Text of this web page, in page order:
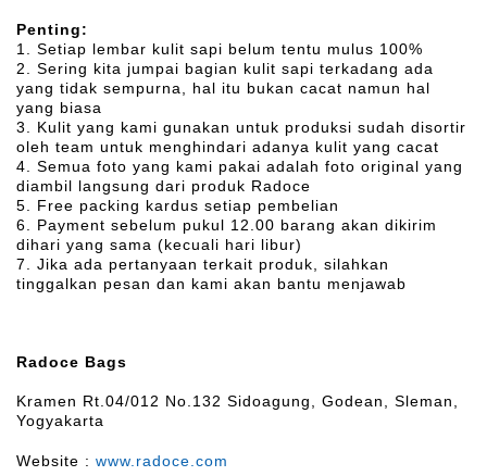
Penting:
1. Setiap lembar kulit sapi belum tentu mulus 100%
2. Sering kita jumpai bagian kulit sapi terkadang ada
yang tidak sempurna, hal itu bukan cacat namun hal
yang biasa
3. Kulit yang kami gunakan untuk produksi sudah disortir
oleh team untuk menghindari adanya kulit yang cacat
4. Semua foto yang kami pakai adalah foto original yang
diambil langsung dari produk Radoce
5. Free packing kardus setiap pembelian
6. Payment sebelum pukul 12.00 barang akan dikirim
dihari yang sama (kecuali hari libur)
7. Jika ada pertanyaan terkait produk, silahkan
tinggalkan pesan dan kami akan bantu menjawab
Radoce Bags
Kramen Rt.04/012 No.132 Sidoagung, Godean, Sleman,
Yogyakarta
Website : www.radoce.com